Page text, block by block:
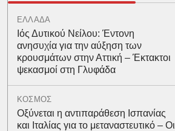
ΕΛΛΑΔΑ
Ιός Δυτικού Νείλου: Έντονη
ανησυχία για την αύξηση των
κρουσμάτων στην Αττική – Έκτακτοι
ψεκασμοί στη Γλυφάδα
ΚΟΣΜΟΣ
Οξύνεται η αντιπαράθεση Ισπανίας
και Ιταλίας για το μεταναστευτικό – Οι